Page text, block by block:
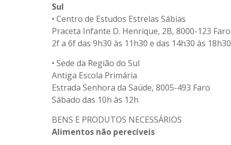
Sul
• Centro de Estudos Estrelas Sábias
Praceta Infante D. Henrique, 2B, 8000-123 Faro
2f a 6f das 9h30 às 11h30 e das 14h30 às 18h30
• Sede da Região do Sul
Antiga Escola Primária
Estrada Senhora da Saúde, 8005-493 Faro
Sábado das 10h às 12h
BENS E PRODUTOS NECESSÁRIOS
Alimentos não perecíveis